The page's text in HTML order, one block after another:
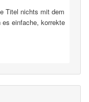
Titel nichts mit dem
einfache, korrekte